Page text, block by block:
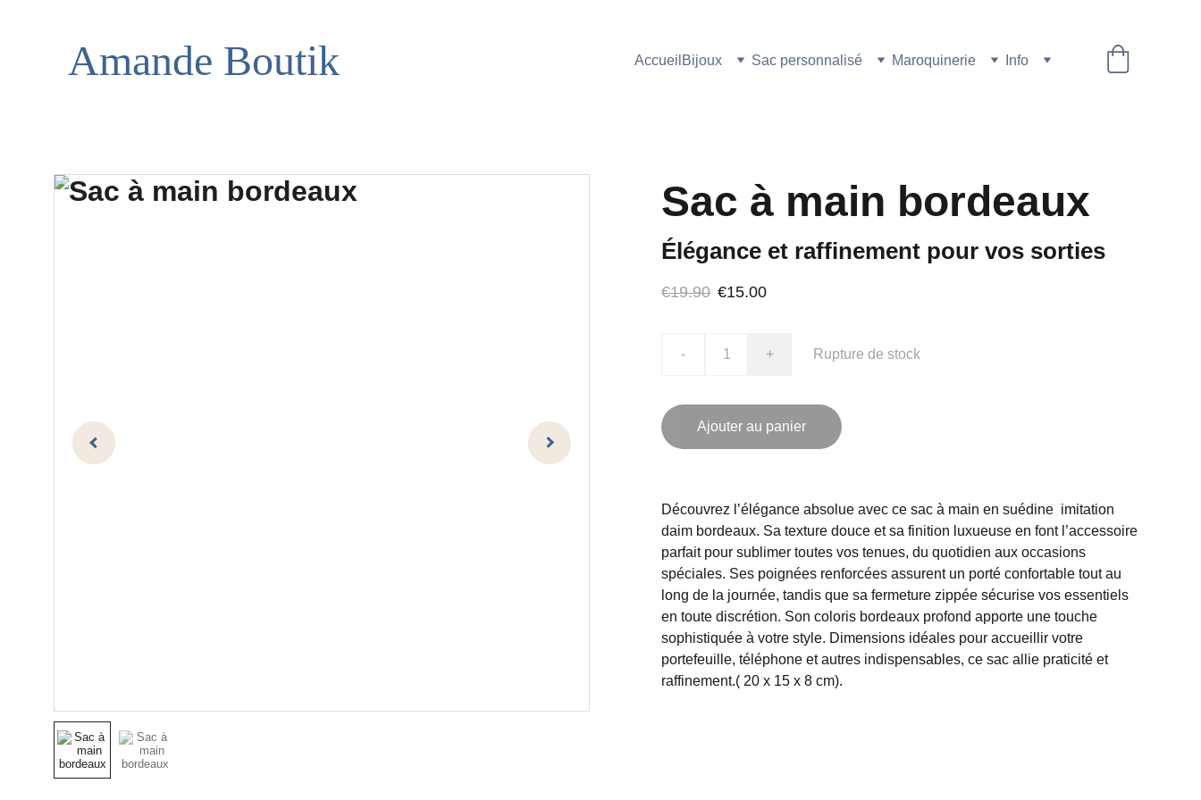
Amande Boutik Accueil Bijoux Sac personnalisé Maroquinerie Info
Sac à main bordeaux
Élégance et raffinement pour vos sorties
€19.90 €15.00
- + Rupture de stock
Ajouter au panier
Découvrez l’élégance absolue avec ce sac à main en suédine imitation
daim bordeaux. Sa texture douce et sa finition luxueuse en font l’accessoire
parfait pour sublimer toutes vos tenues, du quotidien aux occasions
spéciales. Ses poignées renforcées assurent un porté confortable tout au
long de la journée, tandis que sa fermeture zippée sécurise vos essentiels
en toute discrétion. Son coloris bordeaux profond apporte une touche
sophistiquée à votre style. Dimensions idéales pour accueillir votre
portefeuille, téléphone et autres indispensables, ce sac allie praticité et
raffinement.( 20 x 15 x 8 cm).